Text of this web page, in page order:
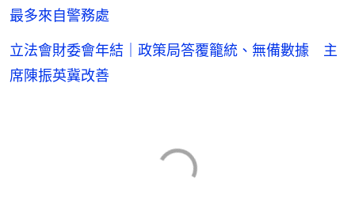
最多來自警務處
立法會財委會年結｜政策局答覆籠統、無備數據 主
席陳振英冀改善